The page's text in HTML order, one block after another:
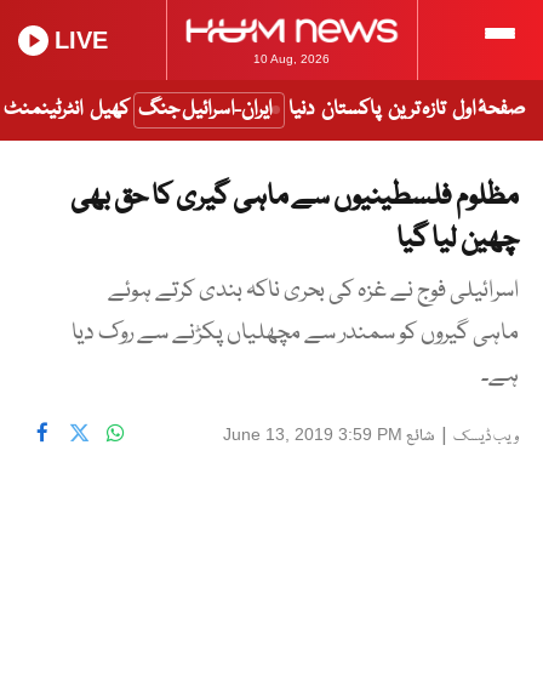
10 Aug, 2026
LIVE
صفحۂ اول تازہ ترین پاکستان دنیا ایران-اسرائیل جنگ کھیل انٹرٹینمنٹ
مظلوم فلسطینیوں سے ماہی گیری کا حق بھی
چھین لیا گیا
اسرائیلی فوج نے غزہ کی بحری ناکہ بندی کرتے ہوئے
ماہی گیروں کو سمندر سے مچھلیاں پکڑنے سے روک دیا
ہے۔
ویب ڈیسک | شائع June 13, 2019 3:59 PM